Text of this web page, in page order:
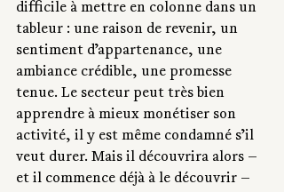
difficile à mettre en colonne dans un
tableur : une raison de revenir, un
sentiment d’appartenance, une
ambiance crédible, une promesse
tenue. Le secteur peut très bien
apprendre à mieux monétiser son
activité, il y est même condamné s’il
veut durer. Mais il découvrira alors —
et il commence déjà à le découvrir —